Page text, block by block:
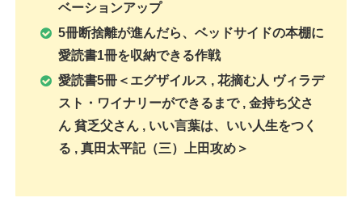
ベーションアップ
5冊断捨離が進んだら、ベッドサイドの本棚に
愛読書1冊を収納できる作戦
愛読書5冊＜エグザイルス , 花摘む人 ヴィラデ
スト・ワイナリーができるまで , 金持ち父さ
ん 貧乏父さん , いい言葉は、いい人生をつく
る , 真田太平記（三）上田攻め＞